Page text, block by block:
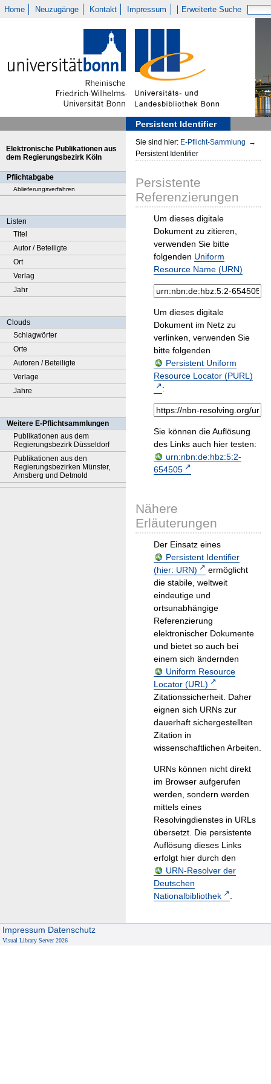
Home Neuzugänge Kontakt Impressum Erweiterte Suche
Persistent Identifier
Elektronische Publikationen aus
dem Regierungsbezirk Köln
Pflichtabgabe
Ablieferungsverfahren
Listen
Titel
Autor / Beteiligte
Ort
Verlag
Jahr
Clouds
Schlagwörter
Orte
Autoren / Beteiligte
Verlage
Jahre
Weitere E-Pflichtsammlungen
Publikationen aus dem
Regierungsbezirk Düsseldorf
Publikationen aus den
Regierungsbezirken Münster,
Arnsberg und Detmold
Sie sind hier: E-Pflicht-Sammlung →
Persistent Identifier
Persistente
Referenzierungen
Um dieses digitale
Dokument zu zitieren,
verwenden Sie bitte
folgenden Uniform
Resource Name (URN)
Um dieses digitale
Dokument im Netz zu
verlinken, verwenden Sie
bitte folgenden
Persistent Uniform
Resource Locator (PURL)
:
Sie können die Auflösung
des Links auch hier testen:
urn:nbn:de:hbz:5:2-
654505
Nähere
Erläuterungen
Der Einsatz eines
Persistent Identifier
(hier: URN)
ermöglicht
die stabile, weltweit
eindeutige und
ortsunabhängige
Referenzierung
elektronischer Dokumente
und bietet so auch bei
einem sich ändernden
Uniform Resource
Locator (URL)
Zitationssicherheit. Daher
eignen sich URNs zur
dauerhaft sichergestellten
Zitation in
wissenschaftlichen Arbeiten.
URNs können nicht direkt
im Browser aufgerufen
werden, sondern werden
mittels eines
Resolvingdienstes in URLs
übersetzt. Die persistente
Auflösung dieses Links
erfolgt hier durch den
URN-Resolver der
Deutschen
Nationalbibliothek
.
Impressum Datenschutz
Visual Library Server 2026